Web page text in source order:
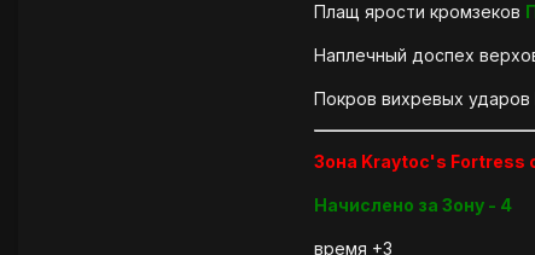
Плащ ярости кромзеков
Наплечный доспех
Покров вихревых ударов
Зона Kraytoc's Fortress
Начислено за Зону - 4
время +3